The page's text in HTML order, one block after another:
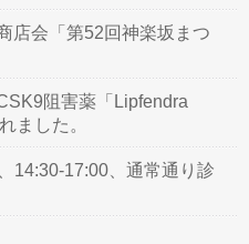
店会「第52回神楽坂まつ
阻害薬「Lipfendra
ました。
14:30-17:00、通常通り診